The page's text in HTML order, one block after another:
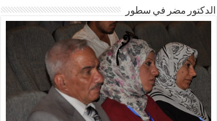
الدكتور مضر في سطور